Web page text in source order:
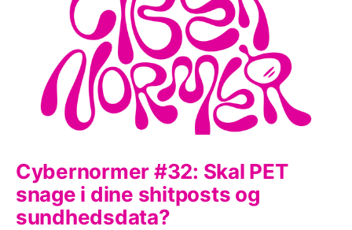
Cybernormer #32: Skal PET
snage i dine shitposts og
sundhedsdata?